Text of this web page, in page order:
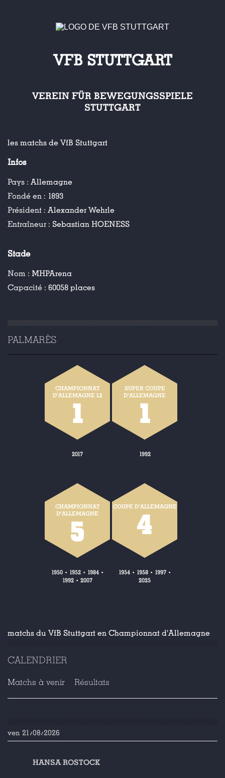
VFB STUTTGART
VEREIN FÜR BEWEGUNGSSPIELE
STUTTGART
les matchs de VfB Stuttgart
Infos
Pays : Allemagne
Fondé en : 1893
Président : Alexander Wehrle
Entraîneur : Sebastian HOENESS
Stade
Nom : MHPArena
Capacité : 60058 places
PALMARÈS
CHAMPIONNAT
D'ALLEMAGNE L2
1
2017
SUPER COUPE
D'ALLEMAGNE
1
1992
CHAMPIONNAT
D'ALLEMAGNE
5
1950• 1952• 1984•
1992 • 2007
COUPE D'ALLEMAGNE
4
1954• 1958• 1997•
2025
matchs du VfB Stuttgart en Championnat d'Allemagne
CALENDRIER
Matchs à venir Résultats
ven 21/08/2026
HANSA ROSTOCK